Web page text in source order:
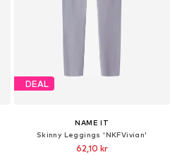
DEAL
NAME IT
Skinny Leggings 'NKFVivian'
62,10 kr